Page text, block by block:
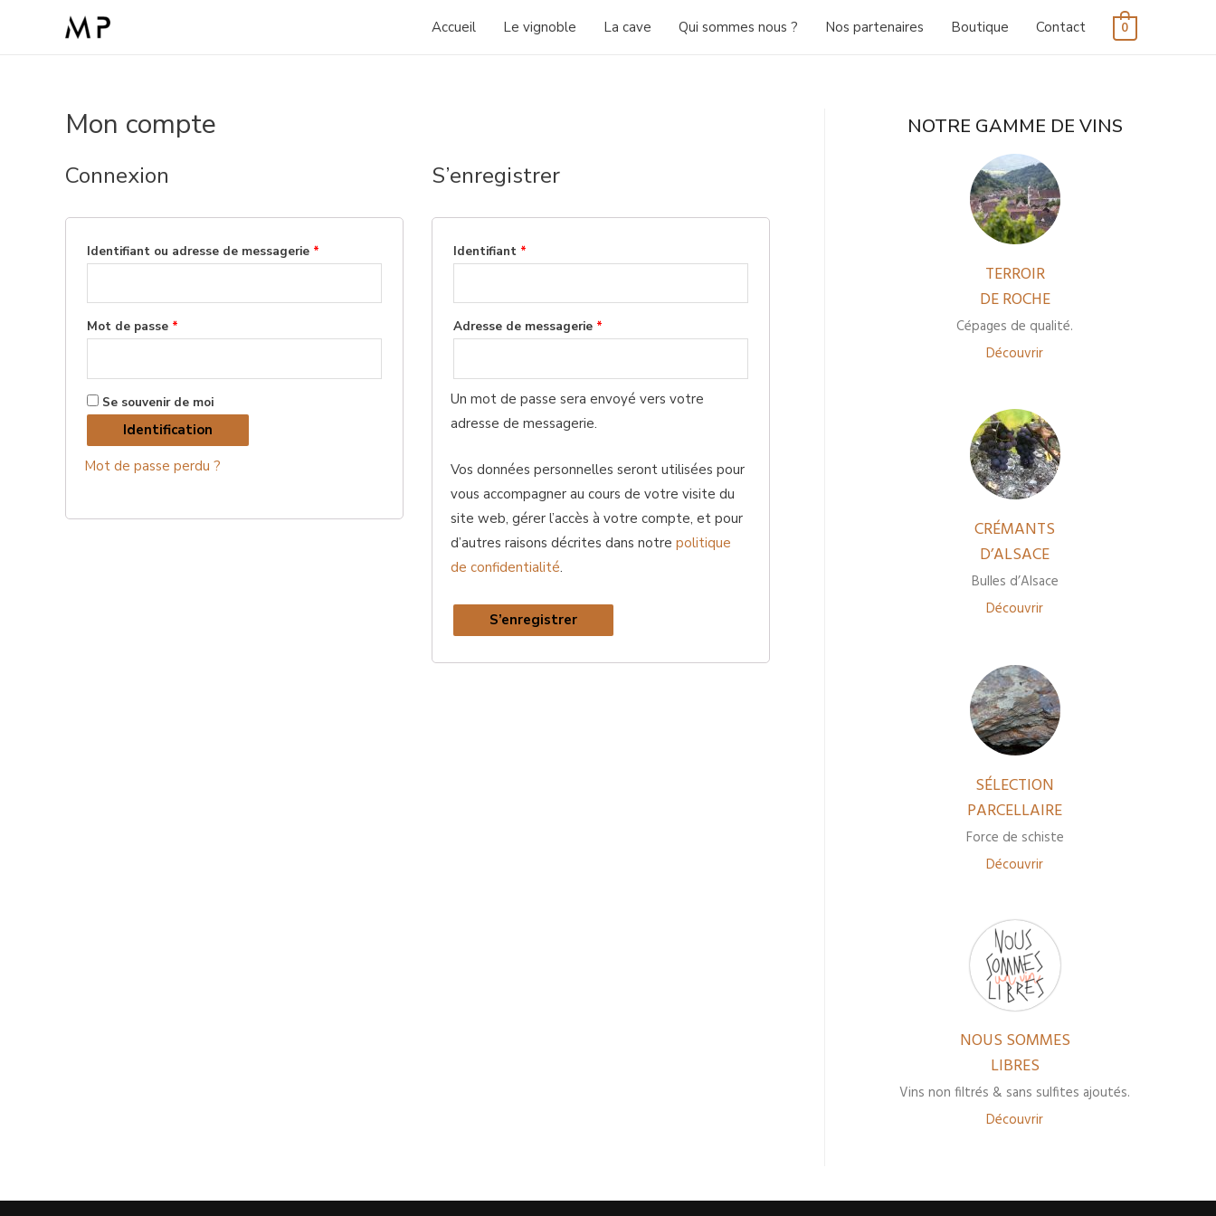
Accueil Le vignoble La cave Qui sommes nous ? Nos partenaires Boutique Contact 0
Mon compte
Connexion
Identifiant ou adresse de messagerie *
Mot de passe *
Se souvenir de moi
Identification
Mot de passe perdu ?
S’enregistrer
Identifiant *
Adresse de messagerie *
Un mot de passe sera envoyé vers votre
adresse de messagerie.
Vos données personnelles seront utilisées pour
vous accompagner au cours de votre visite du
site web, gérer l’accès à votre compte, et pour
d’autres raisons décrites dans notrepolitique
de confidentialité.
S’enregistrer
NOTRE GAMME DE VINS
TERROIR
DE ROCHE
Cépages de qualité.
Découvrir
CRÉMANTS
D’ALSACE
Bulles d’Alsace
Découvrir
SÉLECTION
PARCELLAIRE
Force de schiste
Découvrir
NOUS SOMMES
LIBRES
Vins non filtrés & sans sulfites ajoutés.
Découvrir